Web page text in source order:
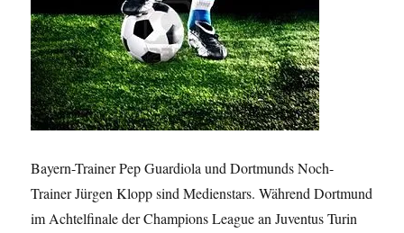
Bayern-Trainer Pep Guardiola und Dortmunds Noch-
Trainer Jürgen Klopp sind Medienstars. Während Dortmund
im Achtelfinale der Champions League an Juventus Turin